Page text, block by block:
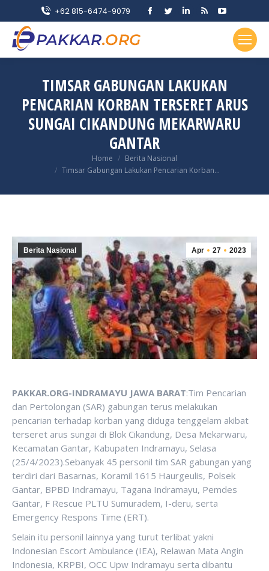
+62 815-6474-9079
Facebook
in
window
Twitter
in
window
Linkedin
in
window
Rss
opens
in
window
YouTube
page
opens
in
window
TIMSAR GABUNGAN LAKUKAN
PENCARIAN KORBAN TERSERET ARUS
SUNGAI CIKANDUNG MEKARWARU
GANTAR
Home
Berita Nasional
Timsar Gabungan Lakukan Pencarian Korban…
Apr 27 2023
Berita Nasional
PAKKAR.ORG-INDRAMAYU JAWA BARAT:Tim Pencarian
dan Pertolongan (SAR) gabungan terus melakukan
pencarian terhadap korban yang diduga tenggelam akibat
terseret arus sungai di Blok Cikandung, Desa Mekarwaru,
Kecamatan Gantar, Kabupaten Indramayu, Selasa
(25/4/2023).Sebanyak 45 personil tim SAR gabungan yang
terdiri dari Basarnas, Koramil 1615 Haurgeulis, Polsek
Gantar, BPBD Indramayu, Tagana Indramayu, Pemdes
Gantar, F Rescue PLTU Sumuradem, I-deru, serta
Emergency Respons Time (ERT).
Selain itu personil lainnya yang turut terlibat yakni
Indonesian Escort Ambulance (IEA), Relawan Mata Angin
Indonesia, KRPBI, OCC Upw Indramayu serta dibantu